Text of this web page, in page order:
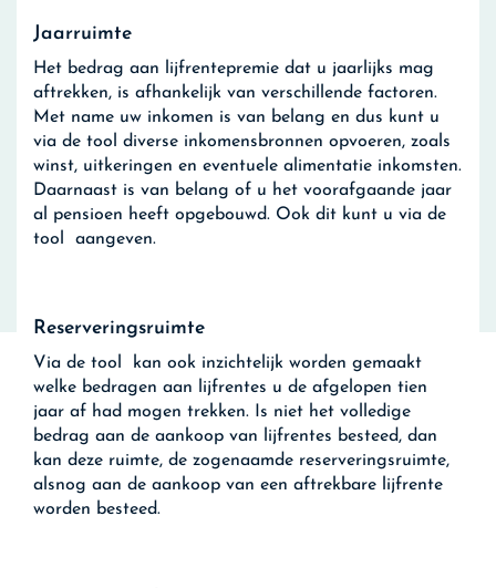
Jaarruimte
Het bedrag aan lijfrentepremie dat u jaarlijks mag
aftrekken, is afhankelijk van verschillende factoren.
Met name uw inkomen is van belang en dus kunt u
via de tool diverse inkomensbronnen opvoeren, zoals
winst, uitkeringen en eventuele alimentatie inkomsten.
Daarnaast is van belang of u het voorafgaande jaar
al pensioen heeft opgebouwd. Ook dit kunt u via de
tool aangeven.
Reserveringsruimte
Via de tool kan ook inzichtelijk worden gemaakt
welke bedragen aan lijfrentes u de afgelopen tien
jaar af had mogen trekken. Is niet het volledige
bedrag aan de aankoop van lijfrentes besteed, dan
kan deze ruimte, de zogenaamde reserveringsruimte,
alsnog aan de aankoop van een aftrekbare lijfrente
worden besteed.